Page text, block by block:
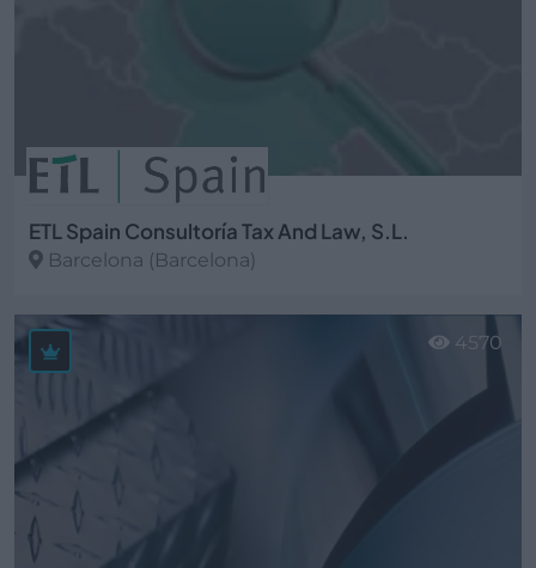
ETL Spain Consultoría Tax And Law, S.L.
Barcelona (Barcelona)
Ver más
4570